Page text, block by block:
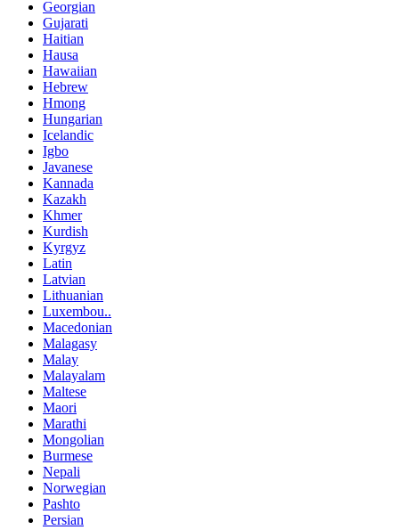
Georgian
Gujarati
Haitian
Hausa
Hawaiian
Hebrew
Hmong
Hungarian
Icelandic
Igbo
Javanese
Kannada
Kazakh
Khmer
Kurdish
Kyrgyz
Latin
Latvian
Lithuanian
Luxembou..
Macedonian
Malagasy
Malay
Malayalam
Maltese
Maori
Marathi
Mongolian
Burmese
Nepali
Norwegian
Pashto
Persian